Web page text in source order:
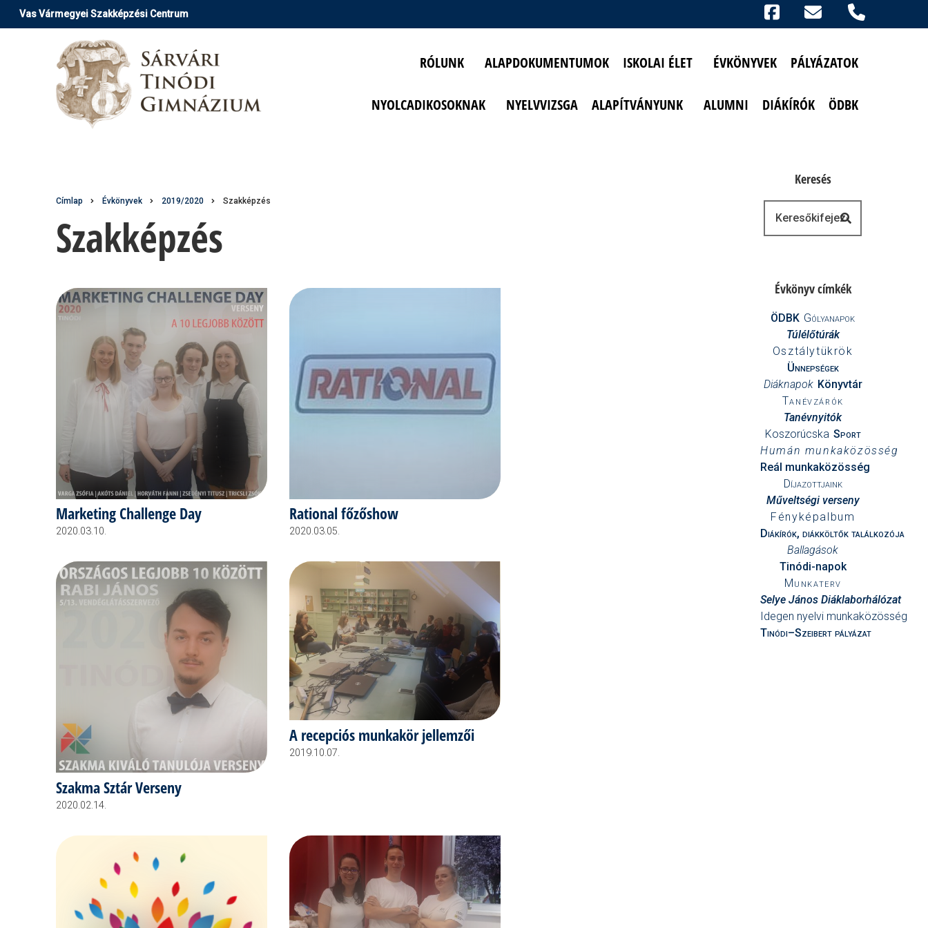
UgrásVas Vármegyei Szakképzési Centrum
RÓLUNK ALAPDOKUMENTUMOK ISKOLAI ÉLET ÉVKÖNYVEK PÁLYÁZATOK
NYOLCADIKOSOKNAK NYELVVIZSGA ALAPÍTVÁNYUNK ALUMNI DIÁKÍRÓK ÖDBK
Morzsa
Címlap Évkönyvek 2019/2020 Szakképzés
Szakképzés
Marketing Challenge Day
2020.03.10.
Rational főzőshow
2020.03.05.
Szakma Sztár Verseny
2020.02.14.
A recepciós munkakör jellemzői
2019.10.07.
Keresés
Évkönyv címkék
ÖDBK Gólyanapok
Túlélőtúrák
Osztálytükrök
Ünnepségek
Diáknapok Könyvtár
Tanévzárók
Tanévnyitók
Koszorúcska Sport
Humán munkaközösség
Reál munkaközösség
Díjazottjaink
Műveltségi verseny
Fényképalbum
Diákírók, diákköltők találkozója
Ballagások
Tinódi-napok
Munkaterv
Selye János Diáklaborhálózat
Idegen nyelvi munkaközösség
Tinódi–Szeibert pályázat